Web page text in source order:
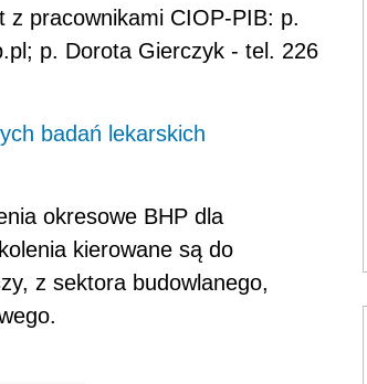
z pracownikami CIOP-PIB: p.
p. Dorota Gierczyk - tel. 226
badań lekarskich
okresowe BHP dla
kierowane są do
z sektora budowlanego,